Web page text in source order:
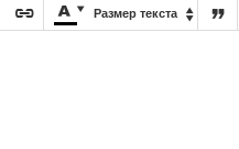
   Размер текста  